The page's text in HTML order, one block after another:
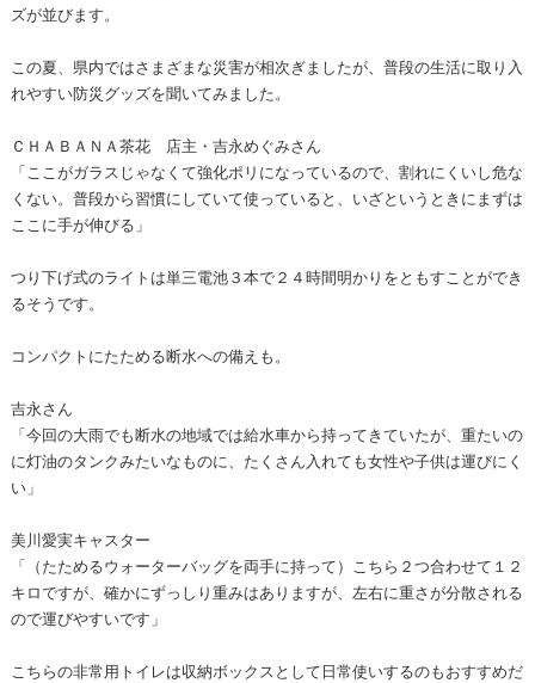
ズが並びます。
この夏、県内ではさまざまな災害が相次ぎましたが、普段の生活に取り入
れやすい防災グッズを聞いてみました。
ＣＨＡＢＡＮＡ茶花 店主・吉永めぐみさん
「ここがガラスじゃなくて強化ポリになっているので、割れにくいし危な
くない。普段から習慣にしていて使っていると、いざというときにまずは
ここに手が伸びる」
つり下げ式のライトは単三電池３本で２４時間明かりをともすことができ
るそうです。
コンパクトにたためる断水への備えも。
吉永さん
「今回の大雨でも断水の地域では給水車から持ってきていたが、重たいの
に灯油のタンクみたいなものに、たくさん入れても女性や子供は運びにく
い」
美川愛実キャスター
「（たためるウォーターバッグを両手に持って）こちら２つ合わせて１２
キロですが、確かにずっしり重みはありますが、左右に重さが分散される
ので運びやすいです」
こちらの非常用トイレは収納ボックスとして日常使いするのもおすすめだ